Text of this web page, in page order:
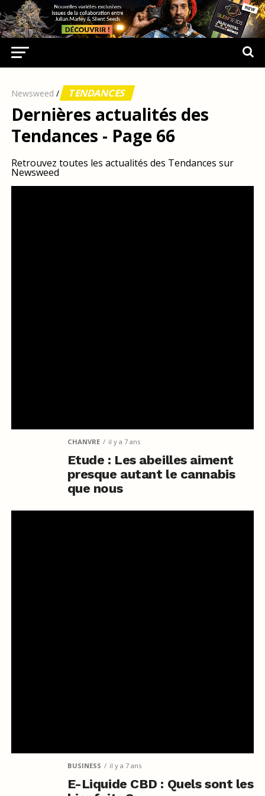
Newsweed / TENDANCES
Dernières actualités des
Tendances - Page 66
Retrouvez toutes les actualités des Tendances sur
Newsweed
CHANVRE il y a 7 ans
Etude : Les abeilles aiment
presque autant le cannabis
que nous
BUSINESS il y a 7 ans
E-Liquide CBD : Quels sont les